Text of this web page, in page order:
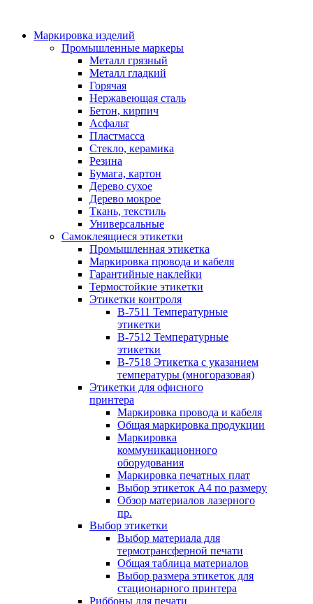
Маркировка изделий
Промышленные маркеры
Металл грязный
Металл гладкий
Горячая
Нержавеющая сталь
Бетон, кирпич
Асфальт
Пластмасса
Стекло, керамика
Резина
Бумага, картон
Дерево сухое
Дерево мокрое
Ткань, текстиль
Универсальные
Самоклеящиеся этикетки
Промышленная этикетка
Маркировка провода и кабеля
Гарантийные наклейки
Термостойкие этикетки
Этикетки контроля
B-7511 Температурные
этикетки
B-7512 Температурные
этикетки
B-7518 Этикетка с указанием
температуры (многоразовая)
Этикетки для офисного
принтера
Маркировка провода и кабеля
Общая маркировка продукции
Маркировка
коммуникационного
оборудования
Маркировка печатных плат
Выбор этикеток А4 по размеру
Обзор материалов лазерного
пр.
Выбор этикетки
Выбор материала для
термотрансферной печати
Общая таблица материалов
Выбор размера этикеток для
стационарного принтера
Риббоны для печати